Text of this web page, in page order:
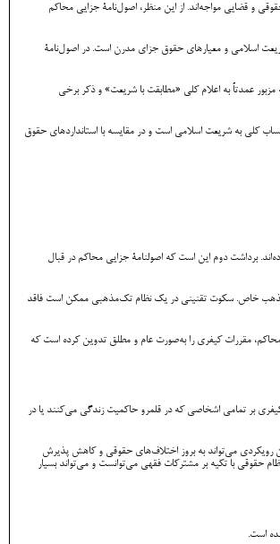
و قضایی مواجه‌اند. از این منظر، اصول‌نامۀ جزایی محاکم
اسلامی و معیارهای حقوق جزای مدرن است. در اصول‌نامۀ
عمدتاً به اعلام کلی «مطابقت با شریعت» و ذکر برخی
کلی به شریعت اسلامی است و در مقایسه با استانداردهای حقوق
برداشت دوم این است که اصولنامۀ جزایی محاکم در قبال
مذهب خاص. سکوت تقنینی در یک نظام تک‌مذهبی ممکن است فاقد
محاکم، مقررات کیفری را به‌صورت عام و مطلق تدوین کرده است که
بر تمامی اشخاصی که در قلمرو حاکمیت زندگی می‌کنند یا در
رویکردی می‌تواند به بروز اختلاف‌های حقوقی و کاهش پذیرش
حقوقی با تکیه بر مشترکات فقهی می‌توانست و می‌تواند بسیار
است.